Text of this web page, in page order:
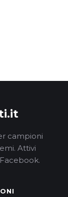
campioni
Attivi